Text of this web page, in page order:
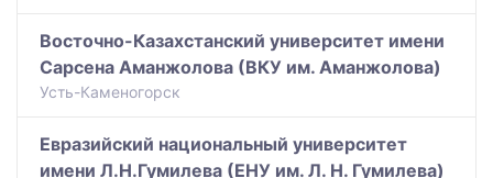
Восточно-Казахстанский университет имени
Сарсена Аманжолова (ВКУ им. Аманжолова)
Усть-Каменогорск
Евразийский национальный университет
имени Л.Н.Гумилева (ЕНУ им. Л. Н. Гумилева)